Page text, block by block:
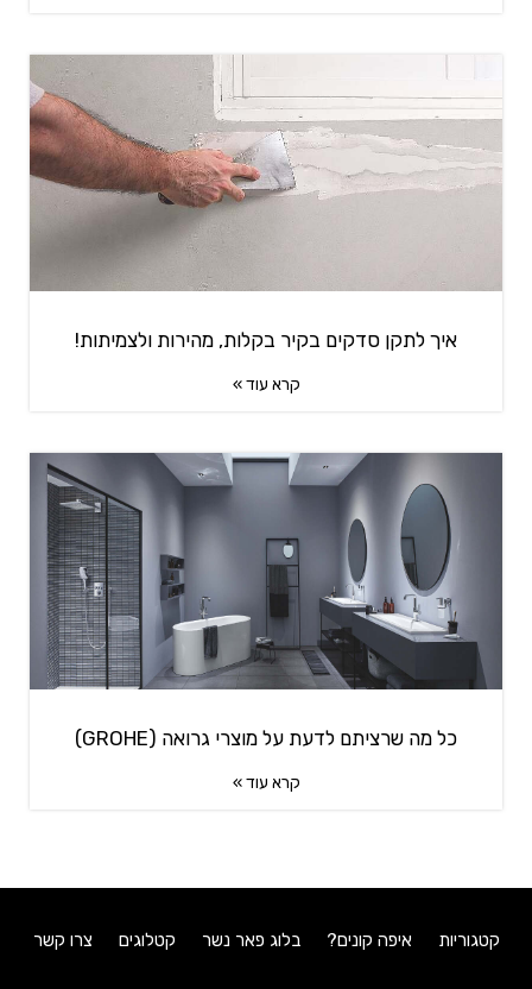
איך לתקן סדקים בקיר בקלות, מהירות ולצמיתות!
קרא עוד »
כל מה שרציתם לדעת על מוצרי גרואה (GROHE)
קרא עוד »
קטגוריות איפה קונים? בלוג פאר נשר קטלוגים צרו קשר